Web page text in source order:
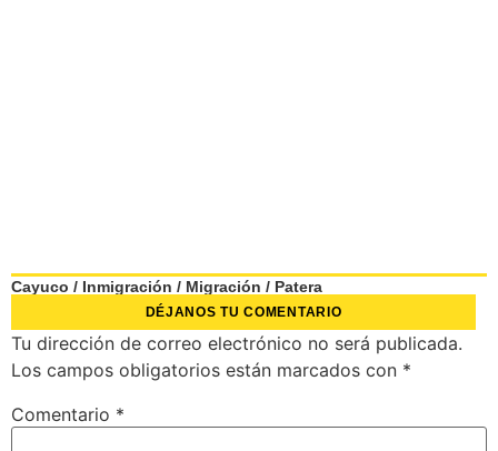
Cayuco / Inmigración / Migración / Patera
DÉJANOS TU COMENTARIO
Tu dirección de correo electrónico no será publicada.
Los campos obligatorios están marcados con *
Comentario *